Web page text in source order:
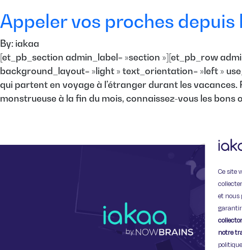
Ce site
et nous
notre
Appeler vos proches depuis
By: iakaa
[et_pb_section admin_label= »section »][et_pb_row
background_layout= »light » text_orientation= »left »
qui partent en voyage à l’étranger durant les
monstrueuse à la fin du mois, connaissez-vous les bons